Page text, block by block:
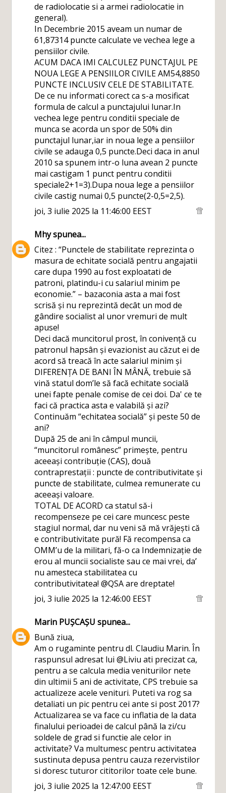
de radiolocatie si a armei radiolocatie in
general).
In Decembrie 2015 aveam un numar de
61,87314 puncte calculate ve vechea lege a
pensiilor civile.
ACUM DACA IMI CALCULEZ PUNCTAJUL PE
NOUA LEGE A PENSIILOR CIVILE AM54,8850
PUNCTE INCLUSIV CELE DE STABILITATE.
De ce nu informati corect ca s-a mosificat
formula de calcul a punctajului lunar.In
vechea lege pentru conditii speciale de
munca se acorda un spor de 50% din
punctajul lunar,iar in noua lege a pensiilor
civile se adauga 0,5 puncte.Deci daca in anul
2010 sa spunem intr-o luna avean 2 puncte
mai castigam 1 punct pentru conditii
speciale2+1=3).Dupa noua lege a pensiilor
civile castig numai 0,5 puncte(2-0,5=2,5).
joi, 3 iulie 2025 la 11:46:00 EEST
Mhyspunea...
Citez : “Punctele de stabilitate reprezinta o
masura de echitate socială pentru angajatii
care dupa 1990 au fost exploatati de
patroni, platindu-i cu salariul minim pe
economie.” – bazaconia asta a mai fost
scrisă și nu reprezintă decât un mod de
gândire socialist al unor vremuri de mult
apuse!
Deci dacă muncitorul prost, în conivență cu
patronul hapsân și evazionist au căzut ei de
acord să treacă în acte salariul minim și
DIFERENȚA DE BANI ÎN MÂNĂ, trebuie să
vină statul dom’le să facă echitate socială
unei fapte penale comise de cei doi. Da' ce te
faci că practica asta e valabilă și azi?
Continuăm “echitatea socială” și peste 50 de
ani?
După 25 de ani în câmpul muncii,
“muncitorul românesc” primește, pentru
aceeași contribuție (CAS), două
contraprestații : puncte de contributivitate și
puncte de stabilitate, culmea remunerate cu
aceeași valoare.
TOTAL DE ACORD ca statul să-i
recompenseze pe cei care muncesc peste
stagiul normal, dar nu veni să mă vrăjești că
e contributivitate pură! Fă recompensa ca
OMM’u de la militari, fă-o ca Indemnizație de
erou al muncii socialiste sau ce mai vrei, da’
nu amesteca stabilitatea cu
contributivitatea! @QSA are dreptate!
joi, 3 iulie 2025 la 12:46:00 EEST
Marin PUȘCAȘU spunea...
Bună ziua,
Am o rugaminte pentru dl. Claudiu Marin. În
raspunsul adresat lui @Liviu ati precizat ca,
pentru a se calcula media veniturilor nete
din ultimii 5 ani de activitate, CPS trebuie sa
actualizeze acele venituri. Puteti va rog sa
detaliati un pic pentru cei ante si post 2017?
Actualizarea se va face cu inflatia de la data
finalului perioadei de calcul până la zi/cu
soldele de grad si functie ale celor in
activitate? Va multumesc pentru activitatea
sustinuta depusa pentru cauza rezervistilor
si doresc tuturor cititorilor toate cele bune.
joi, 3 iulie 2025 la 12:47:00 EEST